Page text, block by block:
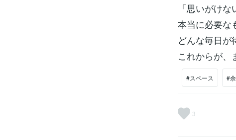
「思いがけ
本当に必要な
どんな毎日が
これからが、
#スペース #
3